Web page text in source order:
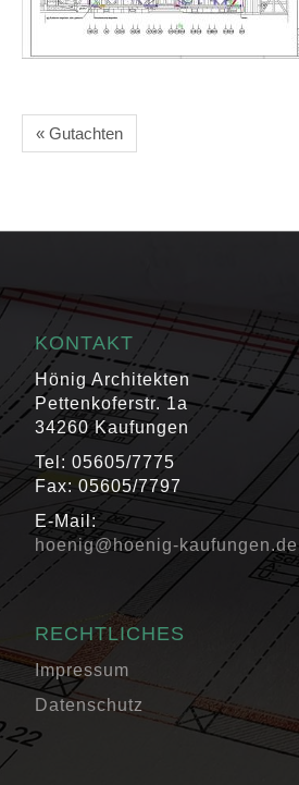
« Gutachten
KONTAKT
Hönig Architekten
Pettenkoferstr. 1a
34260 Kaufungen
Tel: 05605/7775
Fax: 05605/7797
E-Mail:
hoenig@hoenig-kaufungen.de
RECHTLICHES
Impressum
Datenschutz